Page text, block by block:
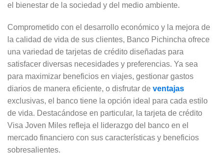
el bienestar de la sociedad y del medio ambiente.
Comprometido con el desarrollo económico y la mejora de
la calidad de vida de sus clientes, Banco Pichincha ofrece
una variedad de tarjetas de crédito diseñadas para
satisfacer diversas necesidades y preferencias. Ya sea
para maximizar beneficios en viajes, gestionar gastos
diarios de manera eficiente, o disfrutar de ventajas
exclusivas, el banco tiene la opción ideal para cada estilo
de vida. Destacándose en particular, la tarjeta de crédito
Visa Joven Miles refleja el liderazgo del banco en el
mercado financiero con sus características y beneficios
sobresalientes.